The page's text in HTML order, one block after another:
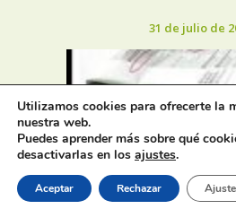
31 de julio de
Oferta de Trabajo:
DE AYUDA A
Utilizamos cookies para ofrecerte la
nuestra web.
Puedes aprender más sobre qué
desactivarlas en los ajustes.
Aceptar Rechazar